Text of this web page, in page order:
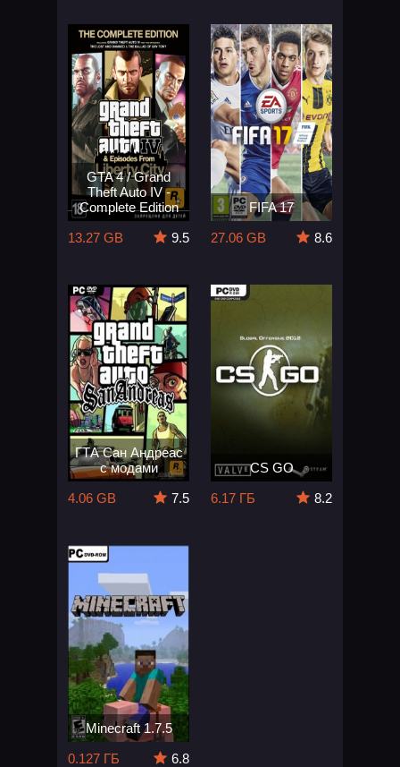
GTA 4 / Grand
Theft Auto IV -
Complete Edition
13.27 GB
9.5
FIFA 17
27.06 GB
8.6
ГТА Сан Андреас
с модами
4.06 GB
7.5
CS GO
6.17 ГБ
8.2
Minecraft 1.7.5
0.127 ГБ
6.8